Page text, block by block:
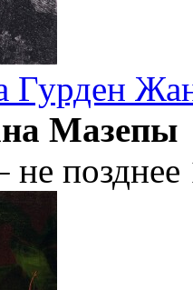
Гурден
Мазепы
позднее